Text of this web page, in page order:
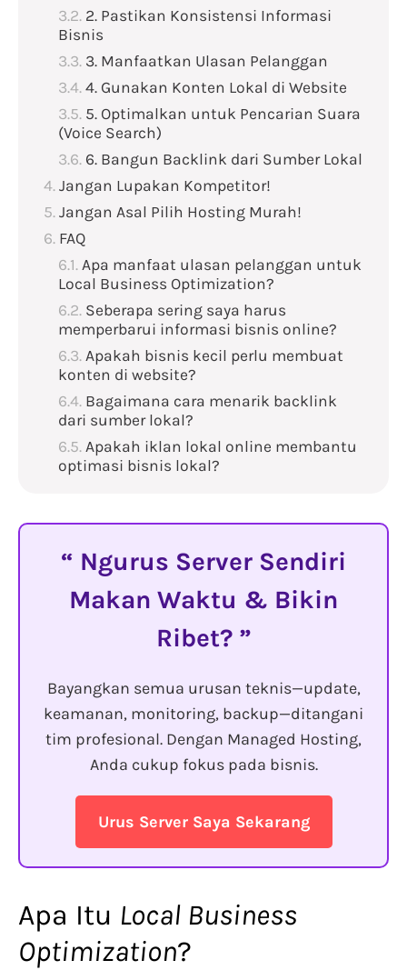
2. Pastikan Konsistensi Informasi
Bisnis
3. Manfaatkan Ulasan Pelanggan
4. Gunakan Konten Lokal di Website
5. Optimalkan untuk Pencarian Suara
(Voice Search)
6. Bangun Backlink dari Sumber Lokal
Jangan Lupakan Kompetitor!
Jangan Asal Pilih Hosting Murah!
FAQ
Apa manfaat ulasan pelanggan untuk
Local Business Optimization?
Seberapa sering saya harus
memperbarui informasi bisnis online?
Apakah bisnis kecil perlu membuat
konten di website?
Bagaimana cara menarik backlink
dari sumber lokal?
Apakah iklan lokal online membantu
optimasi bisnis lokal?
Ngurus Server Sendiri
Makan Waktu & Bikin
Ribet?
Bayangkan semua urusan teknis—update,
keamanan, monitoring, backup—ditangani
tim profesional. Dengan Managed Hosting,
Anda cukup fokus pada bisnis.
Urus Server Saya Sekarang
Apa Itu Local Business
Optimization?